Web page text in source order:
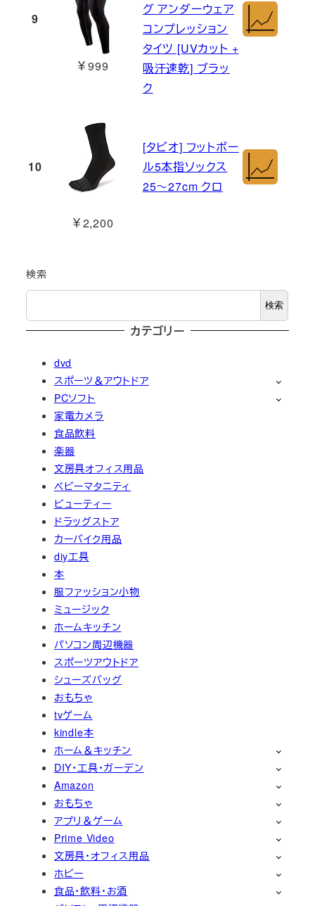
9
￥999
グ アンダーウェア
コンプレッション
タイツ [UVカット +
吸汗速乾] ブラッ
ク
10
￥2,200
[タビオ] フットボー
ル5本指ソックス
25～27cm クロ
検索
検索
カテゴリー
dvd
スポーツ＆アウトドア
PCソフト
家電カメラ
食品飲料
楽器
文房具オフィス用品
ベビーマタニティ
ビューティー
ドラッグストア
カーバイク用品
diy工具
本
服ファッション小物
ミュージック
ホームキッチン
パソコン周辺機器
スポーツアウトドア
シューズバッグ
おもちゃ
tvゲーム
kindle本
ホーム＆キッチン
DIY・工具・ガーデン
Amazon
おもちゃ
アプリ＆ゲーム
Prime Video
文房具・オフィス用品
ホビー
食品・飲料・お酒